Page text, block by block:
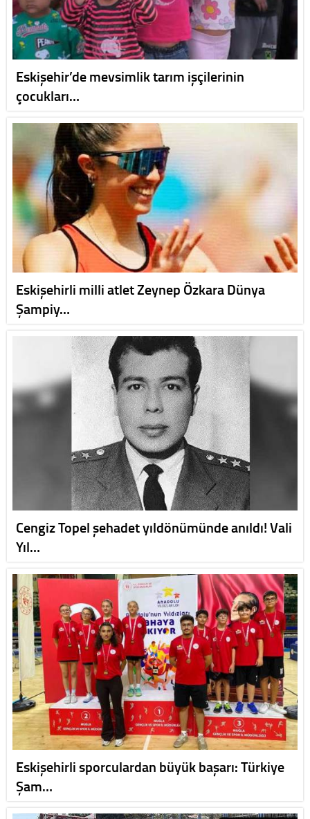
Eskişehir’de mevsimlik tarım işçilerinin
çocukları…
Eskişehirli milli atlet Zeynep Özkara Dünya
Şampiy…
Cengiz Topel şehadet yıldönümünde anıldı! Vali
Yıl…
Eskişehirli sporculardan büyük başarı: Türkiye
Şam…